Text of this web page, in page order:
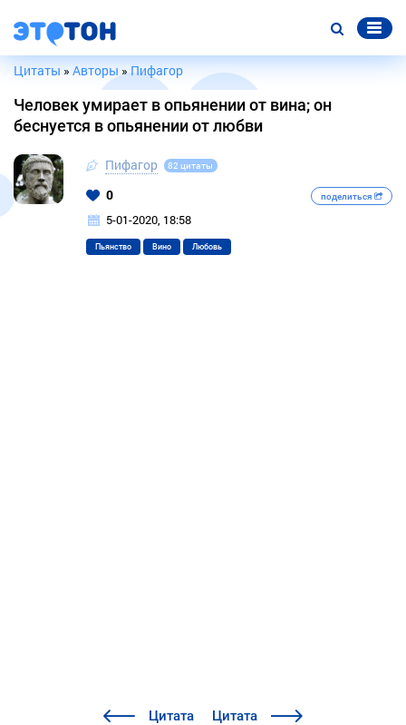
Цитаты » Авторы »Пифагор
Человек умирает в опьянении от вина; он
беснуется в опьянении от любви
Пифагор 82 цитаты
0 поделиться
5-01-2020, 18:58
Пьянство Вино Любовь
Цитата Цитата